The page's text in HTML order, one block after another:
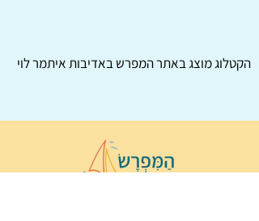
הקטלוג מוצג באתרהמפרשבאדיבות איתמר לוי